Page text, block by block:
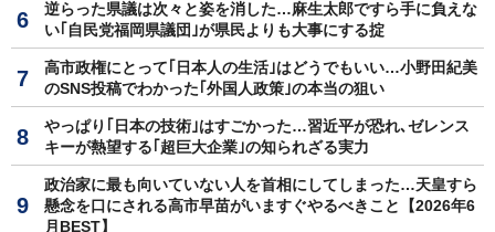
逆らった県議は次々と姿を消した…麻生太郎ですら手に負えな
い｢自民党福岡県議団｣が県民よりも大事にする掟
高市政権にとって｢日本人の生活｣はどうでもいい…小野田紀美
のSNS投稿でわかった｢外国人政策｣の本当の狙い
やっぱり｢日本の技術｣はすごかった…習近平が恐れ､ゼレンス
キーが熱望する｢超巨大企業｣の知られざる実力
政治家に最も向いていない人を首相にしてしまった…天皇すら
懸念を口にされる高市早苗がいますぐやるべきこと【2026年6
月BEST】